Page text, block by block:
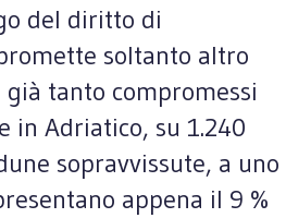
del diritto di
soltanto altro
tanto compromessi
in Adriatico, su 1.240
sopravvissute, a uno
appena il 9 %